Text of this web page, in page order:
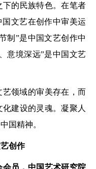
的民族特色。在笔者
文艺在创作中审美运
制”是中国文艺创作中
意境深远”是中国文艺
领域的审美存在，而
建设的灵魂。凝聚人
国精神。
创作
员，中国艺术研究院